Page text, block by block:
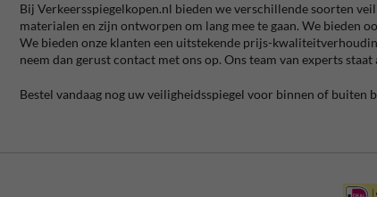
Bij Verkeersspiegelkopen.nl bieden we verschillende soorten
materialen en zijn ontworpen om lang mee te gaan. We bieden
We bieden onze klanten een uitstekende prijs-
neem dan gerust contact met ons op. Ons team van experts
Bestel vandaag nog uw veiligheidsspiegel voor binnen of